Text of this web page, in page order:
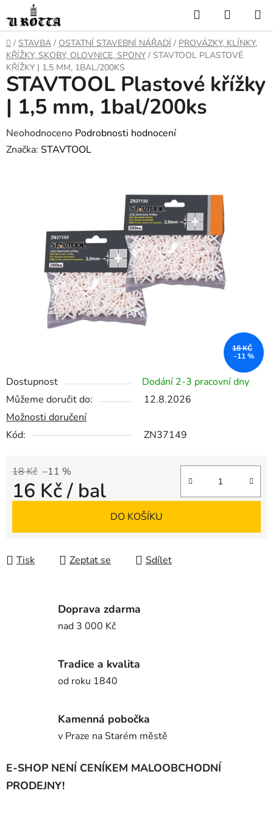
na
obsah
Hledat
KOŠÍK
DOMŮ
/ STAVBA / OSTATNÍ STAVEBNÍ NÁŘADÍ / PROVÁZKY, KLÍNKY,
KŘÍŽKY, SKOBY, OLOVNICE, SPONY / STAVTOOL PLASTOVÉ
KŘÍŽKY | 1,5 MM, 1BAL/200KS
Dostupnost
Dodání 2-3 pracovní dny
Můžeme doručit do:
12.8.2026
Možnosti doručení
Kód:
ZN37149
18 Kč –11 %
16 Kč/ bal
DO KOŠÍKU
Tisk Zeptat se Sdílet
STAVTOOL Plastové křížky
| 1,5 mm, 1bal/200ks
Průměrné
hodnocení
hvězdiček.
Neohodnoceno Podrobnosti hodnocení
Značka: STAVTOOL
18 KČ
–11 %
Doprava zdarma
nad 3 000 Kč
Tradice a kvalita
od roku 1840
Kamenná pobočka
v Praze na Starém městě
E-SHOP NENÍ CENÍKEM MALOOBCHODNÍ
PRODEJNY!